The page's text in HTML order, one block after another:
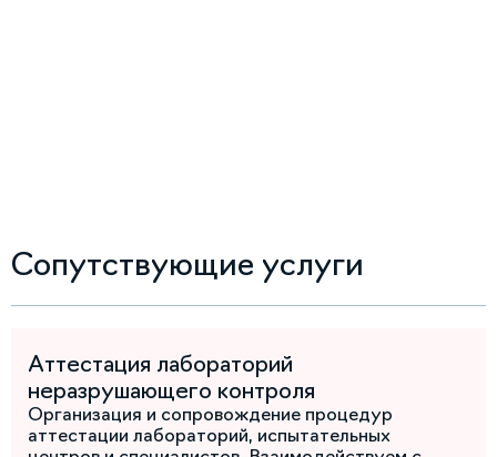
Сопутствующие услуги
Аттестация лабораторий
неразрушающего контроля
Организация и сопровождение процедур
аттестации лабораторий, испытательных